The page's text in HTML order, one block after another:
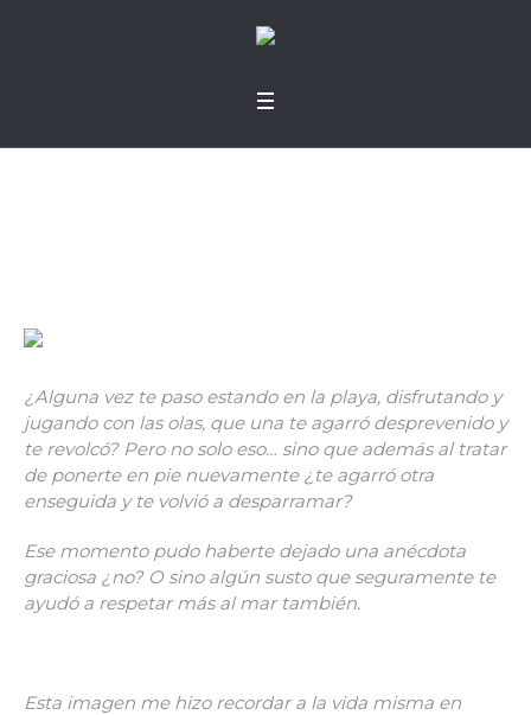
¿Alguna vez te paso estando en la playa, disfrutando y
jugando con las olas, que una te agarró desprevenido y
te revolcó? Pero no solo eso… sino que además al tratar
de ponerte en pie nuevamente ¿te agarró otra
enseguida y te volvió a desparramar?
Ese momento pudo haberte dejado una anécdota
graciosa ¿no? O sino algún susto que seguramente te
ayudó a respetar más al mar también.
Esta imagen me hizo recordar a la vida misma en